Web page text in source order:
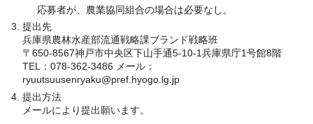
応募者が、農業協同組合の場合は必要なし。
提出先
兵庫県農林水産部流通戦略課ブランド戦略班
〒650-8567神戸市中央区下山手通5-10-1兵庫県庁1号館8階
TEL：078-362-3486 メール：
ryuutsuusenryaku@pref.hyogo.lg.jp
提出方法
メールにより提出願います。